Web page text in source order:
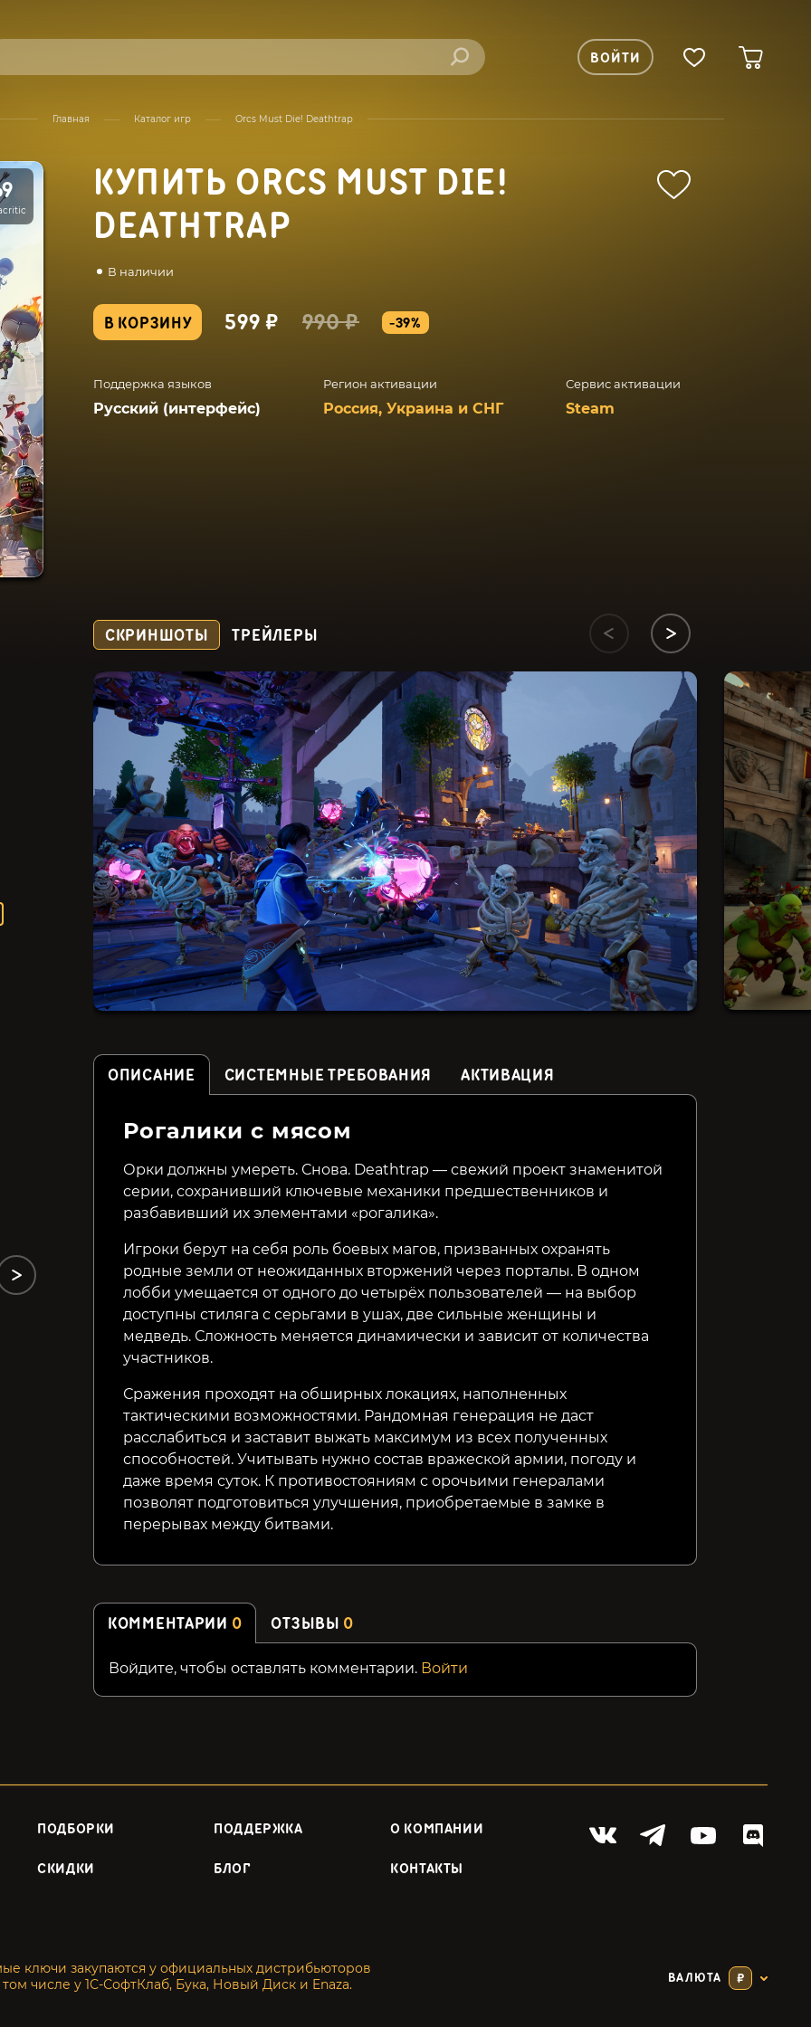
ВОЙТИ
Главная Каталог игр Orcs Must Die! Deathtrap
КУПИТЬ ORCS MUST DIE!
DEATHTRAP
В наличии
В КОРЗИНУ 599 ₽ 990 ₽ -39%
Поддержка языков
Русский (интерфейс)
Регион активации
Россия, Украина и СНГ
Сервис активации
Steam
СКРИНШОТЫ ТРЕЙЛЕРЫ
45₽ 65% 369₽
ОПИСАНИЕ СИСТЕМНЫЕ ТРЕБОВАНИЯ АКТИВАЦИЯ
Рогалики с мясом
Орки должны умереть. Снова. Deathtrap — свежий проект знаменитой
серии, сохранивший ключевые механики предшественников и
разбавивший их элементами «рогалика».
Игроки берут на себя роль боевых магов, призванных охранять
родные земли от неожиданных вторжений через порталы. В одном
лобби умещается от одного до четырёх пользователей — на выбор
доступны стиляга с серьгами в ушах, две сильные женщины и
медведь. Сложность меняется динамически и зависит от количества
участников.
Сражения проходят на обширных локациях, наполненных
тактическими возможностями. Рандомная генерация не даст
расслабиться и заставит выжать максимум из всех полученных
способностей. Учитывать нужно состав вражеской армии, погоду и
даже время суток. К противостояниям с орочьими генералами
позволят подготовиться улучшения, приобретаемые в замке в
перерывах между битвами.
КОММЕНТАРИИ 0 ОТЗЫВЫ 0
Войдите, чтобы оставлять комментарии. Войти
ПОДБОРКИ ПОДДЕРЖКА О КОМПАНИИ
СКИДКИ БЛОГ КОНТАКТЫ
ключи закупаются у официальных дистрибьюторов
числе у 1С-СофтКлаб, Бука, Новый Диск и Enaza.
ВАЛЮТА ₽